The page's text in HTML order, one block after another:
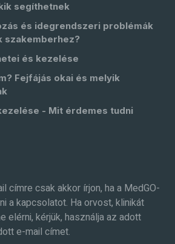
segíthetnek
és idegrendszeri problémák
szakemberhez?
és kezelése
Fejfájás okai és melyik
- Mit érdemes tudni
címre csak akkor írjon, ha a MedGO-
a kapcsolatot. Ha orvost, klinikát
elérni, kérjük, használja az adott
e-mail címet.